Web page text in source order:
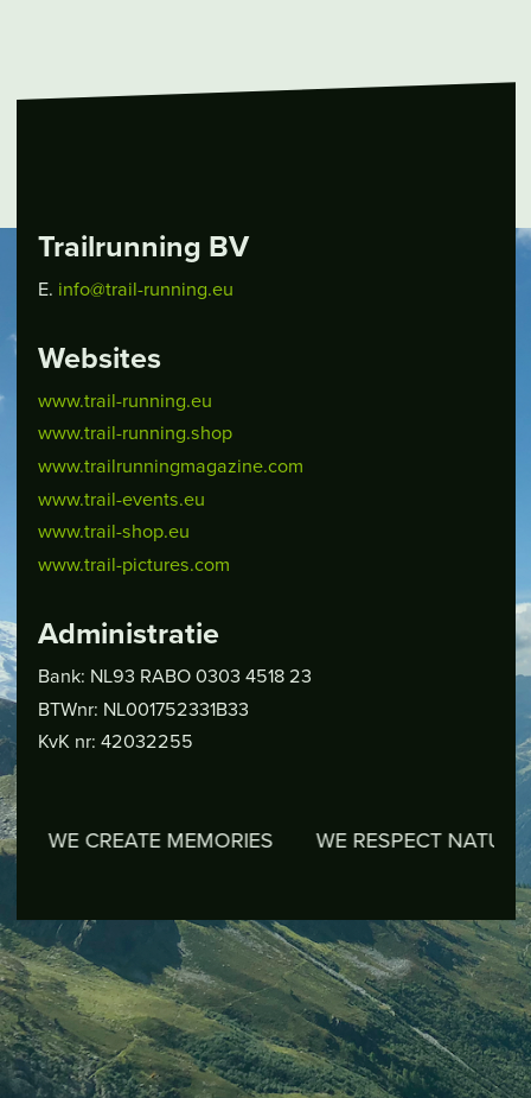
Trailrunning BV
E. info@trail-running.eu
Websites
www.trail-running.eu
www.trail-running.shop
www.trailrunningmagazine.com
www.trail-events.eu
www.trail-shop.eu
www.trail-pictures.com
Administratie
Bank: NL93 RABO 0303 4518 23
BTWnr: NL001752331B33
KvK nr: 42032255
CREATE MEMORIES WE RESPECT NATURE